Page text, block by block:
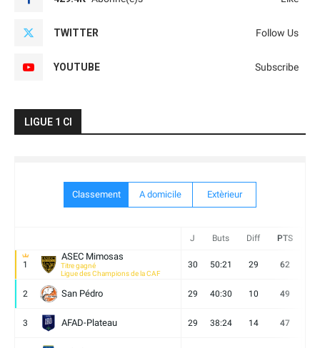
TWITTER Follow Us
YOUTUBE Subscribe
LIGUE 1 CI
Classement A domicile Extèrieur
J Buts Diff PTS
1
ASEC Mimosas
Titre gagné
Ligue des Champions de la CAF
30 50:21 29 62
2 San Pédro 29 40:30 10 49
3 AFAD-Plateau 29 38:24 14 47